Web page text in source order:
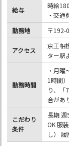
給与
時給
・交通
勤務地
〒192-
アクセス
京王相
ター駅
勤務時間
・月
1時間
り、「
合があ
こだわり
条件
長期
OK 服
し）